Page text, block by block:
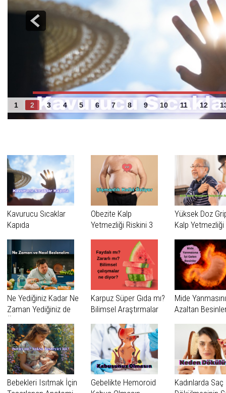
1 2 3 4 5 6 7 8 9 10 11 12
Acil Servislerde Gürültü Sorunu
Kavurucu Sıcaklar
Kapıda
Obezite Kalp
Yetmezliği Riskini 3
Yüksek Doz
Kalp Yetmezliği
Yatışlarını
Ne Yediğiniz Kadar Ne
Zaman Yediğiniz de
Karpuz Süper Gıda mı?
Bilimsel Araştırmalar
Mide Yanmasını
Azaltan
Bebekleri Isıtmak İçin
Gebelikte Hemoroid
Kadınlarda Saç